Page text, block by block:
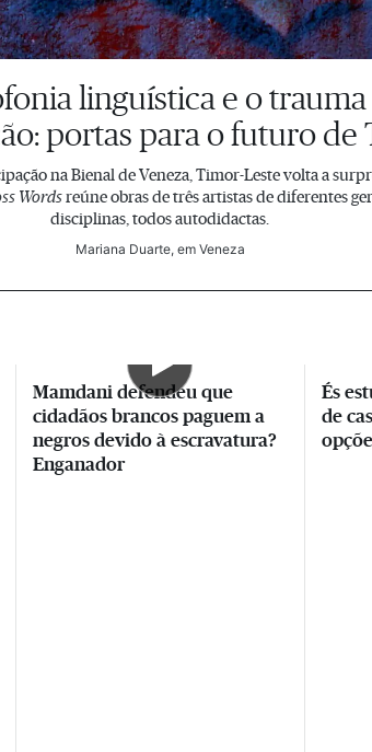
linguística e o trauma
portas para o futuro de
na Bienal de Veneza, Timor-Leste volta a
Wordsreúne obras de três artistas de diferentes
disciplinas, todos autodidactas.
Mariana Duarte, em Veneza
Mamdani defendeu que
cidadãos brancos paguem a
negros devido à escravatura?
Enganador
És
de